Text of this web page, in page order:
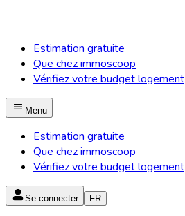
Estimation gratuite
Que chez immoscoop
Vérifiez votre budget logement
Menu
Estimation gratuite
Que chez immoscoop
Vérifiez votre budget logement
Se connecter FR